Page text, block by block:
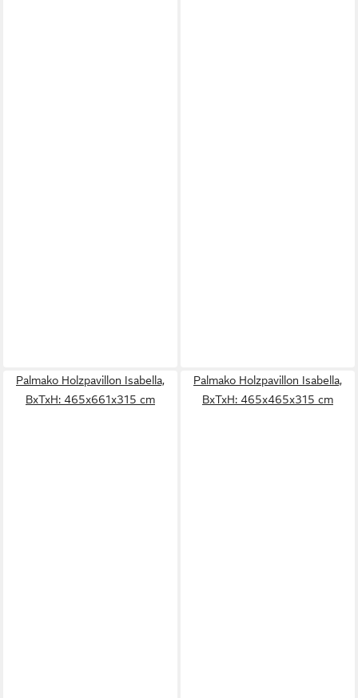
Palmako Holzpavillon Isabella,
BxTxH: 465x661x315 cm
Palmako Holzpavillon Isabella,
BxTxH: 465x465x315 cm